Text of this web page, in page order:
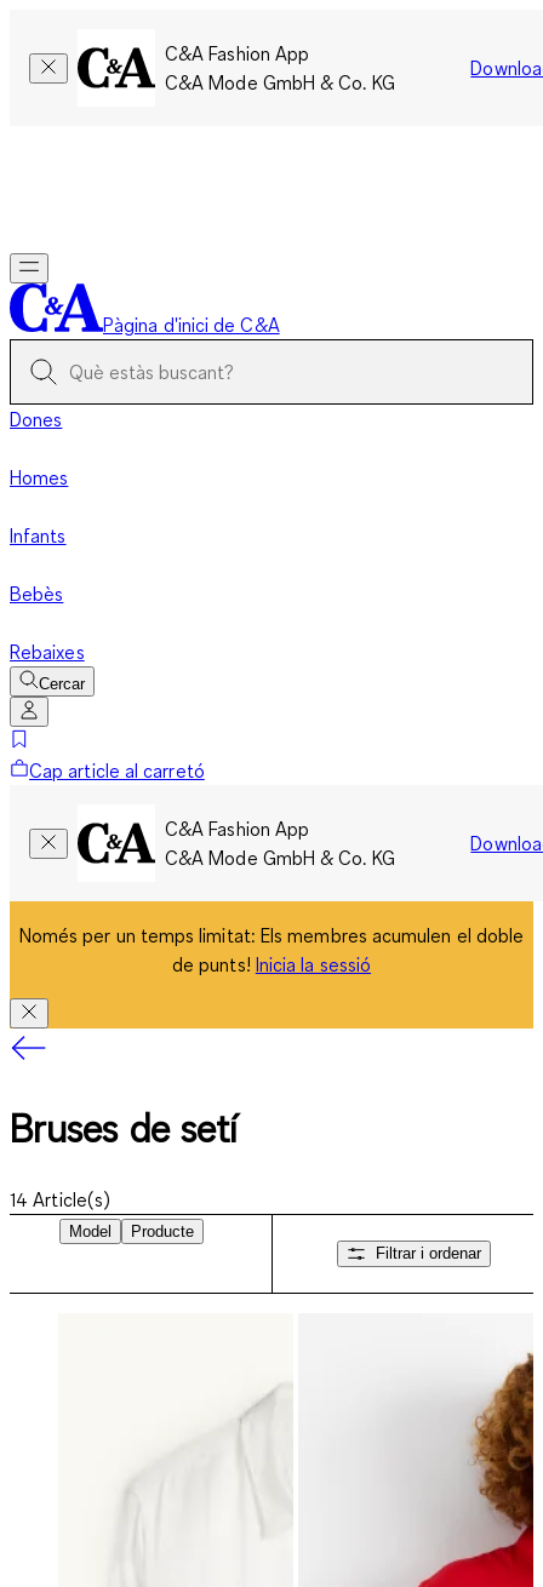
C&A Fashion App
C&A Mode GmbH & Co. KG
Pàgina d'inici de C&A
Dones
Homes
Infants
Bebès
Rebaixes
Cercar
Cap article al carretó
C&A Fashion App
C&A Mode GmbH & Co. KG
Només per un temps limitat: Els membres acumulen el doble
de punts! Inicia la sessió
Bruses de setí
14 Article(s)
Model
Producte
Filtrar i ordenar